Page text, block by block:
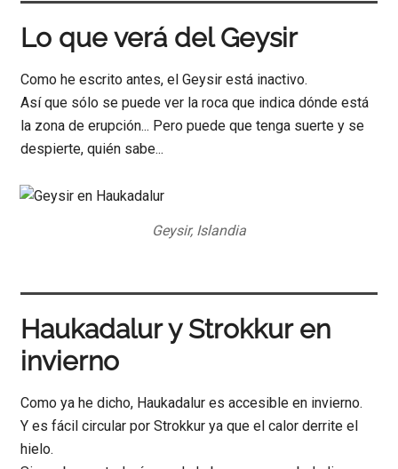
Lo que verá del Geysir
Como he escrito antes, el Geysir está inactivo.
Así que sólo se puede ver la roca que indica dónde está
la zona de erupción... Pero puede que tenga suerte y se
despierte, quién sabe...
Geysir, Islandia
Haukadalur y Strokkur en
invierno
Como ya he dicho, Haukadalur es accesible en invierno.
Y es fácil circular por Strokkur ya que el calor derrite el
hielo.